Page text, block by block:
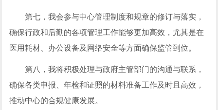
第七，我会参与中心管理制度和规章的修订与落实，
确保行政和后勤的各项管理工作能够更加高效，尤其是在
医用耗材、办公设备及网络安全等方面确保监管到位。
第八，我将积极处理与政府主管部门的沟通与联系，
确保各类申报、年检和证照的材料准备工作及时且高效，
推动中心的合规健康发展。